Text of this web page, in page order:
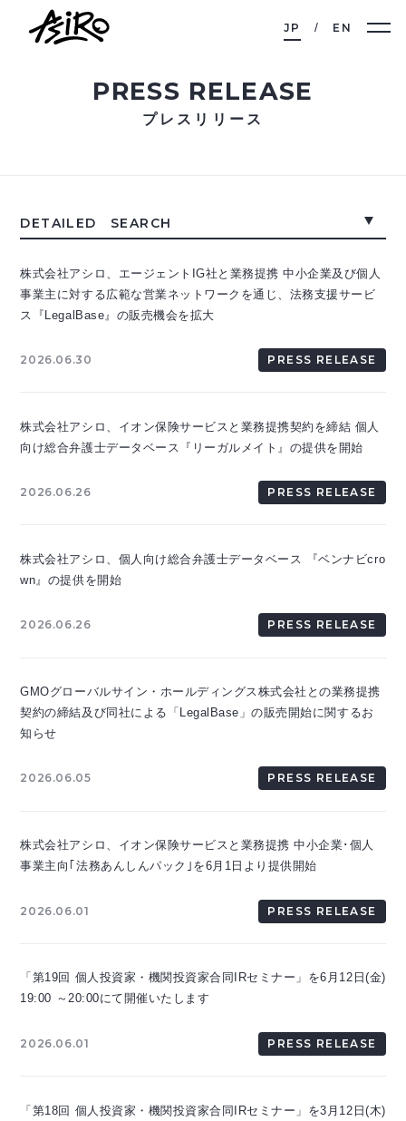
JP EN
PRESS RELEASE
プレスリリース
DETAILED SEARCH
2026.06.30 PRESS RELEASE
株式会社アシロ、エージェントIG社と業務提携 中小企業及び個人
事業主に対する広範な営業ネットワークを通じ、法務支援サービ
ス『LegalBase』の販売機会を拡大
2026.06.26 PRESS RELEASE
株式会社アシロ、イオン保険サービスと業務提携契約を締結 個人
向け総合弁護士データベース『リーガルメイト』の提供を開始
2026.06.26 PRESS RELEASE
株式会社アシロ、個人向け総合弁護士データベース 『ベンナビcro
wn』の提供を開始
2026.06.05 PRESS RELEASE
GMOグローバルサイン・ホールディングス株式会社との業務提携
契約の締結及び同社による「LegalBase」の販売開始に関するお
知らせ
2026.06.01 PRESS RELEASE
株式会社アシロ、イオン保険サービスと業務提携 中小企業･個人
事業主向｢法務あんしんパック｣を6月1日より提供開始
2026.06.01 PRESS RELEASE
「第19回 個人投資家・機関投資家合同IRセミナー」を6月12日(金)
19:00 ～20:00にて開催いたします
「第18回 個人投資家・機関投資家合同IRセミナー」を3月12日(木)